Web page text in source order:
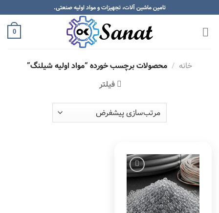
Skip
to
content
تامین ماشین آلات، تجهیزات و مواد اولیه صنعتی.
0
خانه / محصولات برچسب خورده “مواد اولیه شیلنگ”
فیلتر
Add to